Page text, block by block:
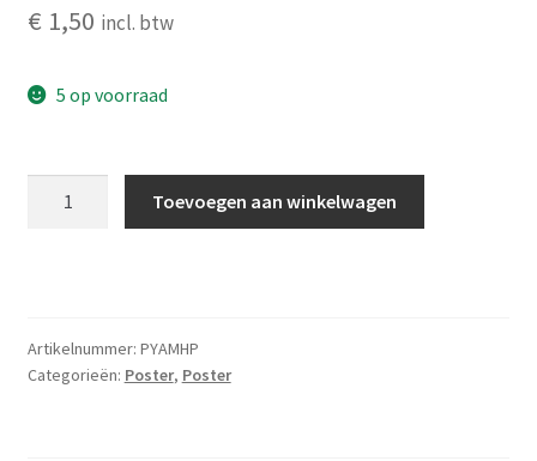
€ 1,50 incl. btw
5 op voorraad
aantal
Toevoegen aan winkelwagen
Artikelnummer: PYAMHP
Categorieën: Poster, Poster